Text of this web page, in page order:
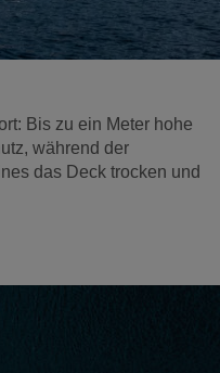
Bis zu ein Meter hohe
während der
das Deck trocken und